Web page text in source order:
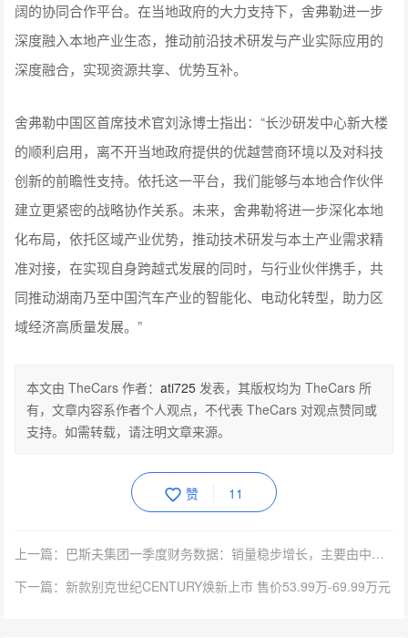
阔的协同合作平台。在当地政府的大力支持下，舍弗勒进一步
深度融入本地产业生态，推动前沿技术研发与产业实际应用的
深度融合，实现资源共享、优势互补。
舍弗勒中国区首席技术官刘泳博士指出：“长沙研发中心新大楼
的顺利启用，离不开当地政府提供的优越营商环境以及对科技
创新的前瞻性支持。依托这一平台，我们能够与本地合作伙伴
建立更紧密的战略协作关系。未来，舍弗勒将进一步深化本地
化布局，依托区域产业优势，推动技术研发与本土产业需求精
准对接，在实现自身跨越式发展的同时，与行业伙伴携手，共
同推动湖南乃至中国汽车产业的智能化、电动化转型，助力区
域经济高质量发展。”
本文由 TheCars 作者：ati725 发表，其版权均为 TheCars 所
有，文章内容系作者个人观点，不代表 TheCars 对观点赞同或
支持。如需转载，请注明文章来源。
赞 11
上一篇：巴斯夫集团一季度财务数据：销量稳步增长，主要由中国市场推动
下一篇：新款别克世纪CENTURY焕新上市 售价53.99万-69.99万元